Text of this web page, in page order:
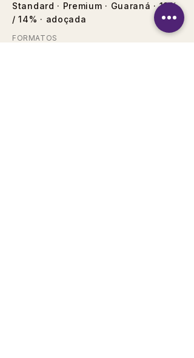
Standard · Premium · Guaraná · 12%
/ 14% · adoçada
FORMATOS